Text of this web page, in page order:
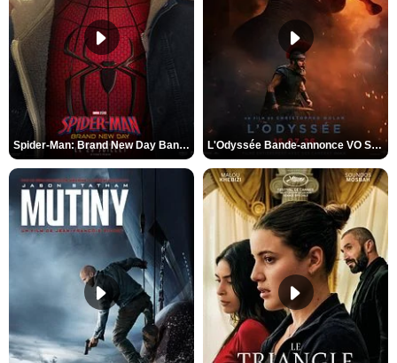
Spider-Man: Brand New Day Bande-annonce VO STFR L'Odyssée Bande-annonce VO STFR